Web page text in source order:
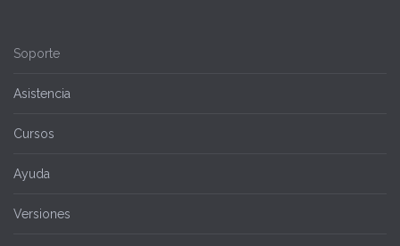
Soporte
Asistencia
Cursos
Ayuda
Versiones